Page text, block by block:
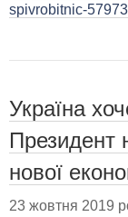
spivrobitnic-57973
Україна
Президент
нової
23 жовтня 2019